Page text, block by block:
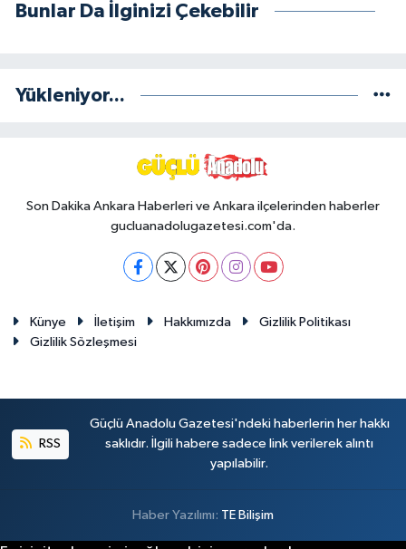
Bunlar Da İlginizi Çekebilir
Yükleniyor...
Son Dakika Ankara Haberleri ve Ankara ilçelerinden haberler
gucluanadolugazetesi.com'da.
Künye İletişim Hakkımızda
Gizlilik Politikası
Gizlilik Sözleşmesi
RSS
Güçlü Anadolu Gazetesi'ndeki haberlerin her hakkı
saklıdır. İlgili habere sadece link verilerek alıntı
yapılabilir.
Haber Yazılımı: TE Bilişim